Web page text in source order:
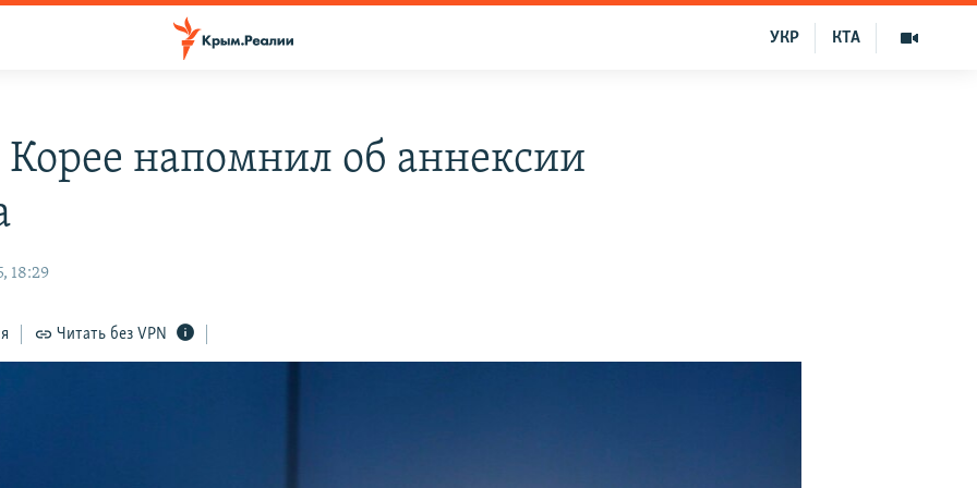
КТА
УКР
Корее напомнил об аннексии
18:29
Читать без VPN